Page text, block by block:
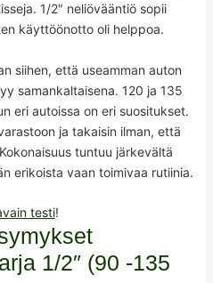
1/2″ neliövääntiö sopii
käyttöönotto oli helppoa.
siihen, että useamman auton
samankaltaisena. 120 ja 135
eri autoissa on eri suositukset.
ja takaisin ilman, että
tuntuu järkevältä
erikoista vaan toimivaa rutiinia.
testi!
1/2″ (90 -135